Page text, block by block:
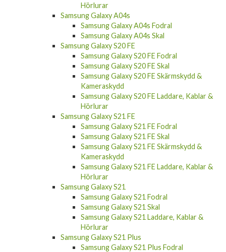
Hörlurar
Samsung Galaxy A04s
Samsung Galaxy A04s Fodral
Samsung Galaxy A04s Skal
Samsung Galaxy S20 FE
Samsung Galaxy S20 FE Fodral
Samsung Galaxy S20 FE Skal
Samsung Galaxy S20 FE Skärmskydd &
Kameraskydd
Samsung Galaxy S20 FE Laddare, Kablar &
Hörlurar
Samsung Galaxy S21 FE
Samsung Galaxy S21 FE Fodral
Samsung Galaxy S21 FE Skal
Samsung Galaxy S21 FE Skärmskydd &
Kameraskydd
Samsung Galaxy S21 FE Laddare, Kablar &
Hörlurar
Samsung Galaxy S21
Samsung Galaxy S21 Fodral
Samsung Galaxy S21 Skal
Samsung Galaxy S21 Laddare, Kablar &
Hörlurar
Samsung Galaxy S21 Plus
Samsung Galaxy S21 Plus Fodral